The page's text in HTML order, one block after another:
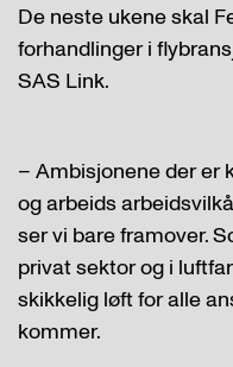
De neste ukene skal
forhandlinger i
SAS Link.
– Ambisjonene der er
og arbeids
ser vi bare framover.
privat sektor og i
skikkelig løft for alle
kommer.